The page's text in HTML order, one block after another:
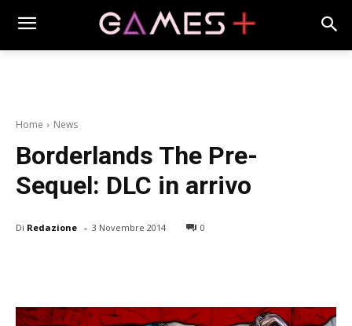
Home News
Borderlands The Pre-
Sequel: DLC in arrivo
Di Redazione - 3 Novembre 2014 0